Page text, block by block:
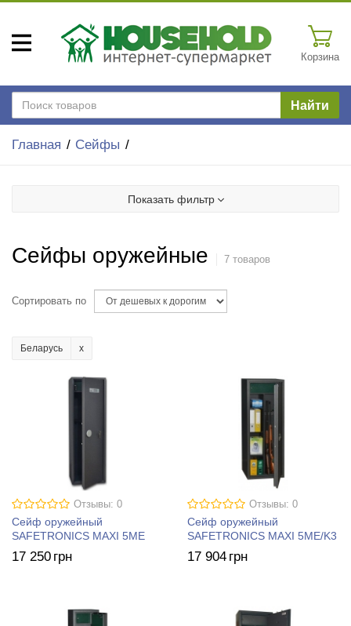
Корзина
Найти
Главная Сейфы
Показать фильтр
Сейфы оружейные 7 товаров
Сортировать по
Беларусь
Отзывы: 0
Сейф оружейный
SAFETRONICS MAXI 5MЕ
17 250 грн
Отзывы: 0
Сейф оружейный
SAFETRONICS MAXI 5ME/K3
17 904 грн